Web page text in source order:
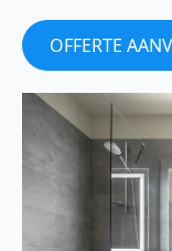
OFFERTE